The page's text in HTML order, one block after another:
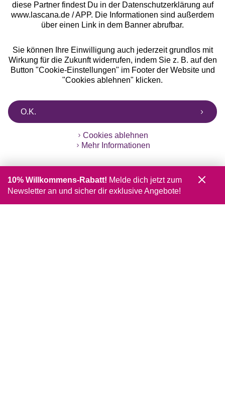
diese Partner findest Du in der Datenschutzerklärung auf
www.lascana.de / APP. Die Informationen sind außerdem
über einen Link in dem Banner abrufbar.
Sie können Ihre Einwilligung auch jederzeit grundlos mit
Wirkung für die Zukunft widerrufen, indem Sie z. B. auf den
Button "Cookie-Einstellungen" im Footer der Website und
"Cookies ablehnen" klicken.
O.K.
Cookies ablehnen
Mehr Informationen
10% Willkommens-Rabatt! Melde dich jetzt zum
Newsletter an und sicher dir exklusive Angebote!